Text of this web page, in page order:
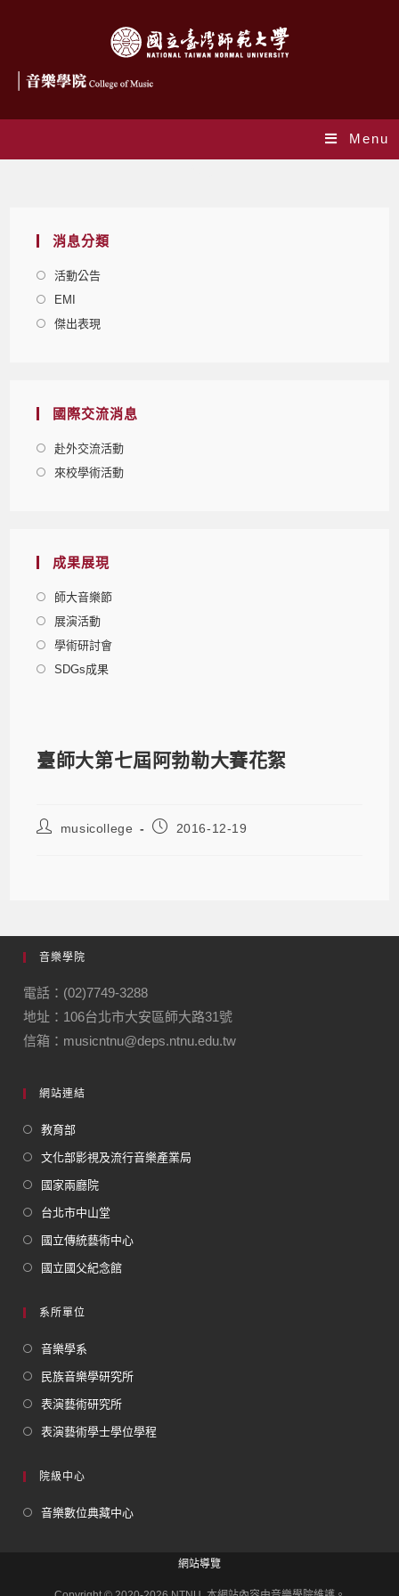
Menu
消息分類
活動公告
EMI
傑出表現
國際交流消息
赴外交流活動
來校學術活動
成果展現
師大音樂節
展演活動
學術研討會
SDGs成果
臺師大第七屆阿勃勒大賽花絮
musicollege 2016-12-19
音樂學院
電話：(02)7749-3288
地址：106台北市大安區師大路31號
信箱：musicntnu@deps.ntnu.edu.tw
網站連結
教育部
文化部影視及流行音樂產業局
國家兩廳院
台北市中山堂
國立傳統藝術中心
國立國父紀念館
系所單位
音樂學系
民族音樂學研究所
表演藝術研究所
表演藝術學士學位學程
院級中心
音樂數位典藏中心
網站導覽